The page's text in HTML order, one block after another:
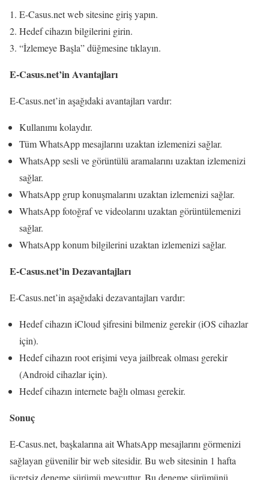
E-Casus.net web sitesine giriş yapın.
Hedef cihazın bilgilerini girin.
“İzlemeye Başla” düğmesine tıklayın.
E-Casus.net’in Avantajları
E-Casus.net’in aşağıdaki avantajları vardır:
Kullanımı kolaydır.
Tüm WhatsApp mesajlarını uzaktan izlemenizi sağlar.
WhatsApp sesli ve görüntülü aramalarını uzaktan izlemenizi
sağlar.
WhatsApp grup konuşmalarını uzaktan izlemenizi sağlar.
WhatsApp fotoğraf ve videolarını uzaktan görüntülemenizi
sağlar.
WhatsApp konum bilgilerini uzaktan izlemenizi sağlar.
E-Casus.net’in Dezavantajları
E-Casus.net’in aşağıdaki dezavantajları vardır:
Hedef cihazın iCloud şifresini bilmeniz gerekir (iOS cihazlar
için).
Hedef cihazın root erişimi veya jailbreak olması gerekir
(Android cihazlar için).
Hedef cihazın internete bağlı olması gerekir.
Sonuç
E-Casus.net, başkalarına ait WhatsApp mesajlarını görmenizi
sağlayan güvenilir bir web sitesidir. Bu web sitesinin 1 hafta
ücretsiz deneme sürümü mevcuttur. Bu deneme sürümünü